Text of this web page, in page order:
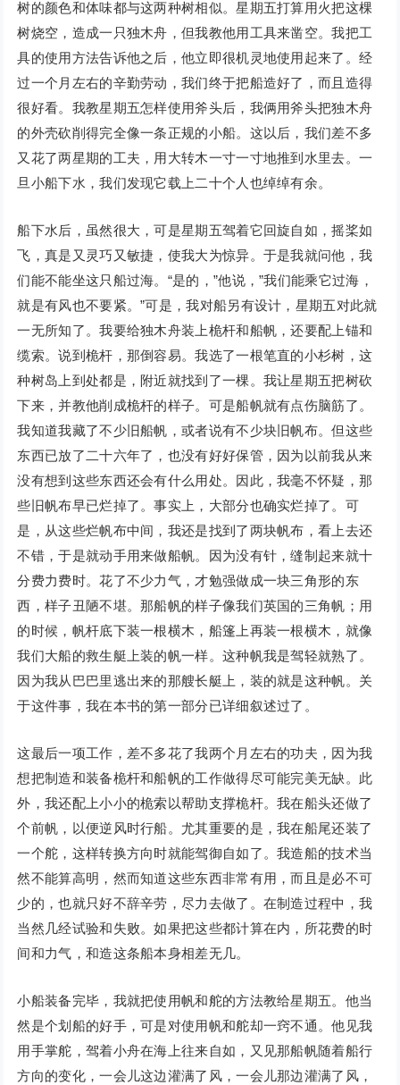
树的颜色和体味都与这两种树相似。星期五打算用火把这棵
树烧空，造成一只独木舟，但我教他用工具来凿空。我把工
具的使用方法告诉他之后，他立即很机灵地使用起来了。经
过一个月左右的辛勤劳动，我们终于把船造好了，而且造得
很好看。我教星期五怎样使用斧头后，我俩用斧头把独木舟
的外壳砍削得完全像一条正规的小船。这以后，我们差不多
又花了两星期的工夫，用大转木一寸一寸地推到水里去。一
旦小船下水，我们发现它载上二十个人也绰绰有余。
船下水后，虽然很大，可是星期五驾着它回旋自如，摇桨如
飞，真是又灵巧又敏捷，使我大为惊异。于是我就问他，我
们能不能坐这只船过海。“是的，”他说，”我们能乘它过海，
就是有风也不要紧。”可是，我对船另有设计，星期五对此就
一无所知了。我要给独木舟装上桅杆和船帆，还要配上锚和
缆索。说到桅杆，那倒容易。我选了一根笔直的小杉树，这
种树岛上到处都是，附近就找到了一棵。我让星期五把树砍
下来，并教他削成桅杆的样子。可是船帆就有点伤脑筋了。
我知道我藏了不少旧船帆，或者说有不少块旧帆布。但这些
东西已放了二十六年了，也没有好好保管，因为以前我从来
没有想到这些东西还会有什么用处。因此，我毫不怀疑，那
些旧帆布早已烂掉了。事实上，大部分也确实烂掉了。可
是，从这些烂帆布中间，我还是找到了两块帆布，看上去还
不错，于是就动手用来做船帆。因为没有针，缝制起来就十
分费力费时。花了不少力气，才勉强做成一块三角形的东
西，样子丑陋不堪。那船帆的样子像我们英国的三角帆；用
的时候，帆杆底下装一根横木，船篷上再装一根横木，就像
我们大船的救生艇上装的帆一样。这种帆我是驾轻就熟了。
因为我从巴巴里逃出来的那艘长艇上，装的就是这种帆。关
于这件事，我在本书的第一部分已详细叙述过了。
这最后一项工作，差不多花了我两个月左右的功夫，因为我
想把制造和装备桅杆和船帆的工作做得尽可能完美无缺。此
外，我还配上小小的桅索以帮助支撑桅杆。我在船头还做了
个前帆，以便逆风时行船。尤其重要的是，我在船尾还装了
一个舵，这样转换方向时就能驾御自如了。我造船的技术当
然不能算高明，然而知道这些东西非常有用，而且是必不可
少的，也就只好不辞辛劳，尽力去做了。在制造过程中，我
当然几经试验和失败。如果把这些都计算在内，所花费的时
间和力气，和造这条船本身相差无几。
小船装备完毕，我就把使用帆和舵的方法教给星期五。他当
然是个划船的好手，可是对使用帆和舵却一窍不通。他见我
用手掌舵，驾着小舟在海上往来自如，又见那船帆随着船行
方向的变化，一会儿这边灌满了风，一会儿那边灌满了风，